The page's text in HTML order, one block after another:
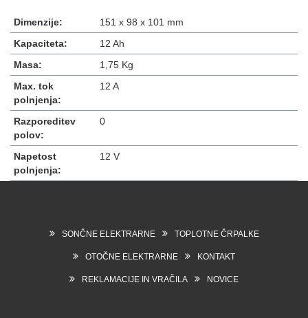
Dimenzije:
151 x 98 x 101 mm
Kapaciteta:
12 Ah
Masa:
1,75 Kg
Max. tok
polnjenja:
12 A
Razporeditev
polov:
0
Napetost
polnjenja:
12 V
SONČNE ELEKTRARNE TOPLOTNE ČRPALKE
OTOČNE ELEKTRARNE KONTAKT
REKLAMACIJE IN VRAČILA NOVICE